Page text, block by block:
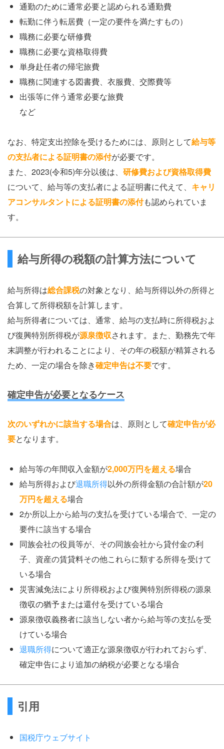
通勤のために通常必要と認められる通勤費
転勤に伴う転居費（一定の要件を満たすもの）
職務に必要な研修費
職務に必要な資格取得費
単身赴任者の帰宅旅費
職務に関連する図書費、衣服費、交際費等
出張等に伴う通常必要な旅費
など
なお、特定支出控除を受けるためには、原則として給与等
の支払者による証明書の添付が必要です。
また、2023(令和5)年分以後は、 研修費および資格取得費
について、給与等の支払者による証明書に代えて、 キャリ
アコンサルタントによる証明書の添付も認められていま
す。
給与所得の税額の計算方法について
給与所得は総合課税の対象となり、給与所得以外の所得と
合算して所得税額を計算します。
給与所得者については、通常、給与の支払時に所得税およ
び復興特別所得税が源泉徴収されます。また、勤務先で年
末調整が行われることにより、その年の税額が精算される
ため、一定の場合を除き確定申告は不要です。
確定申告が必要となるケース
次のいずれかに該当する場合は、原則として確定申告が必
要となります。
給与等の年間収入金額が2,000万円を超える場合
給与所得および退職所得以外の所得金額の合計額が20
万円を超える場合
2か所以上から給与の支払を受けている場合で、一定の
要件に該当する場合
同族会社の役員等が、その同族会社から貸付金の利
子、資産の賃貸料その他これらに類する所得を受けて
いる場合
災害減免法により所得税および復興特別所得税の源泉
徴収の猶予または還付を受けている場合
源泉徴収義務者に該当しない者から給与等の支払を受
けている場合
退職所得について適正な源泉徴収が行われておらず、
確定申告により追加の納税が必要となる場合
引用
国税庁ウェブサイト